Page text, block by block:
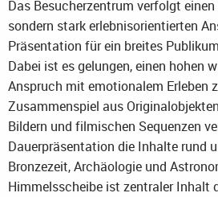
Das Besucherzentrum verfolgt
sondern stark erlebnisorientierten
Präsentation für ein breites
Dabei ist es gelungen, einen hohen
Anspruch mit emotionalem Erleben
Zusammenspiel aus
Bildern und filmischen Sequenzen
Dauerpräsentation die Inhalte rund
Bronzezeit, Archäologie und
Himmelsscheibe ist zentraler Inhalt